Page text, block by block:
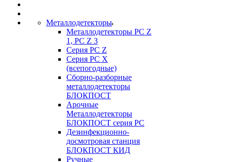
Металлодетекторы
Металлодетекторы РС Z
1, PC Z 3
Серия РС Z
Серия РС X
(всепогодные)
Сборно-разборные
металлодетекторы
БЛОКПОСТ
Арочные
Металлодетекторы
БЛОКПОСТ серия РС
Дезинфекционно-
досмотровая станция
БЛОКПОСТ КИД
Ручные